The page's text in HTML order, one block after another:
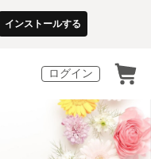
インストールする
ログイン